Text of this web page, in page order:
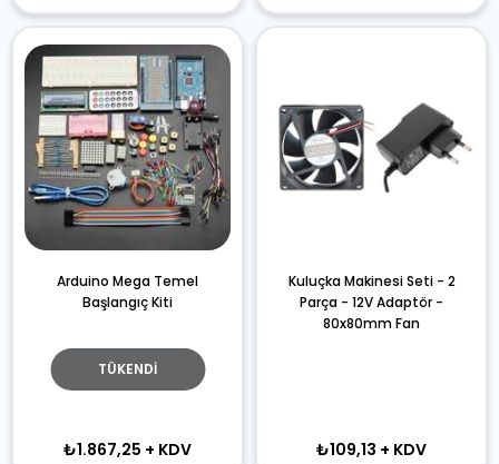
TÜKENDI
Arduino Mega Temel
Başlangıç Kiti
₺1.867,25 + KDV
Kuluçka Makinesi Seti - 2
Parça - 12V Adaptör -
80x80mm Fan
₺109,13 + KDV